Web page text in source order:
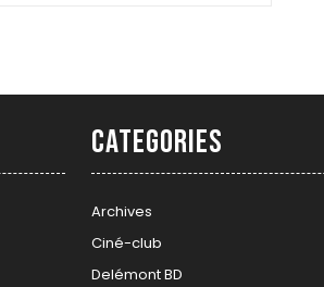
Categories
Archives
Ciné-club
Delémont BD